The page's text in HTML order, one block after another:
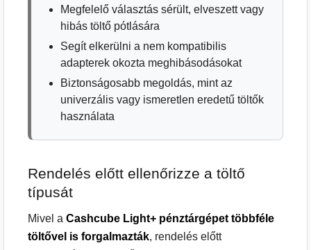
Megfelelő választás sérült, elveszett vagy
hibás töltő pótlására
Segít elkerülni a nem kompatibilis
adapterek okozta meghibásodásokat
Biztonságosabb megoldás, mint az
univerzális vagy ismeretlen eredetű töltők
használata
Rendelés előtt ellenőrizze a töltő
típusát
Mivel a Cashcube Light+ pénztárgépet többféle
töltővel is forgalmazták, rendelés előtt